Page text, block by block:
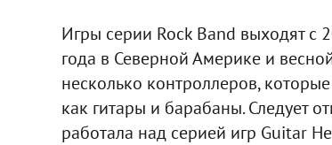
Игры серии Rock Band выходят с
года в Северной Америке и
несколько контроллеров,
как гитары и барабаны. Следует
работала над серией игр Guitar